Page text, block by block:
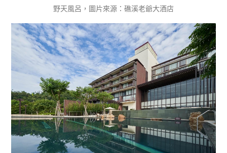
野天風呂，圖片來源：礁溪老爺大酒店